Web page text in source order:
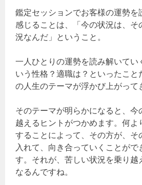
鑑定セッションでお客様の運勢を
感じることは、「今の状況は、そ
況なんだ」ということ。
一人ひとりの運勢を読み解いてい
いう性格？適職は？といったこと
の人生のテーマが浮かび上がって
そのテーマが明らかになると、今
越えるヒントがつかめます。何よ
することによって、その方が、そ
入れて、向き合っていくことがで
す。それが、苦しい状況を乗り越
なるんですね。